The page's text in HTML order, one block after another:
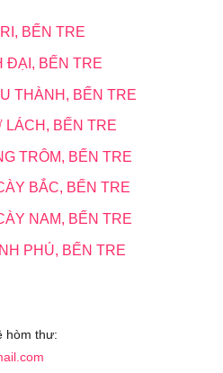
BẾN TRE
ĐẠI, BẾN TRE
THÀNH, BẾN TRE
LÁCH, BẾN TRE
TRÔM, BẾN TRE
BẮC, BẾN TRE
NAM, BẾN TRE
PHÚ, BẾN TRE
hòm thư: